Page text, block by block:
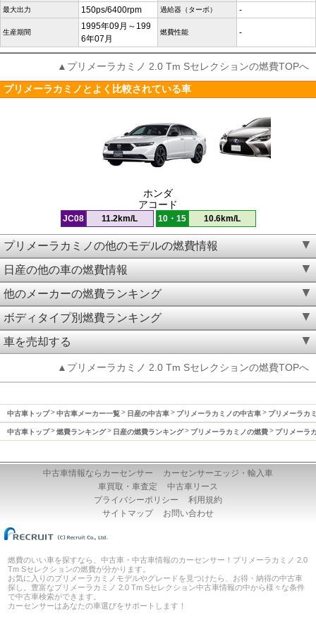
最大出力 150ps/6400rpm 過給器（ターボ） -
生産期間
1995年09月～199
6年07月
燃費性能 -
▲プリメーラカミノ 2.0 Tm Sセレクションの燃費TOPへ
プリメーラカミノとよく比較されている車
ホンダ
アコード
JC08 11.2km/L 10・15 10.6km/L
プリメーラカミノの他のモデルの燃費情報
日産の他の車の燃費情報
他のメーカーの燃費ランキング
ボディタイプ別燃費ランキング
車を売却する
▲プリメーラカミノ 2.0 Tm Sセレクションの燃費TOPへ
中古車トップ 中古車メーカー一覧 日産の中古車 プリメーラカミノの中古車 プリメーラカ
中古車トップ 燃費ランキング 日産の燃費ランキング プリメーラカミノの燃費 プリメーラ
中古車情報ならカーセンサー
カーセンサーエッジ・輸入車
車買取・車査定
中古車リース
プライバシーポリシー
利用規約
サイトマップ
お問い合わせ
燃費のいい車を探すなら、中古車・中古車情報のカーセンサー！プリメーラカミノ 2.0
Tm Sセレクションの燃費が分かります。
お気に入りのプリメーラカミノモデルやグレードを見つけたら、お得・納得の中古車
探し。豊富なプリメーラカミノ 2.0 Tm Sセレクション中古車情報の中から様々な条件
で中古車検索ができます。
カーセンサーはあなたの車選びをサポートします！